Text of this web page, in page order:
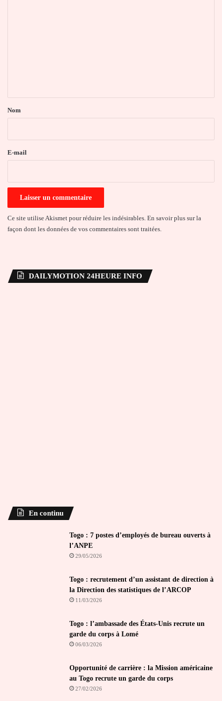
a
e
Nom
E-mail
Ce site utilise Akismet pour réduire les indésirables. En savoir plus sur la
façon dont les données de vos commentaires sont traitées
DAILYMOTION 24HEURE INFO
En continu
Togo : 7 postes d’employés de bureau ouverts à
l’ANPE
29/05/2026
Togo : recrutement d’un assistant de direction à
la Direction des statistiques de l’ARCOP
11/03/2026
Togo : l’ambassade des États-Unis recrute un
garde du corps à Lomé
06/03/2026
Opportunité de carrière : la Mission américaine
au Togo recrute un garde du corps
27/02/2026